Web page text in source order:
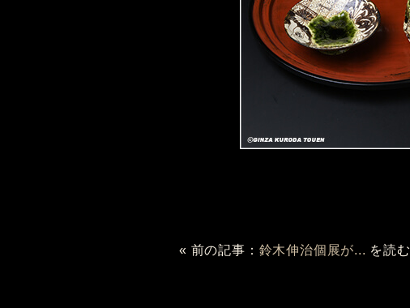
« 前の記事： 鈴木伸治個展が... を読む